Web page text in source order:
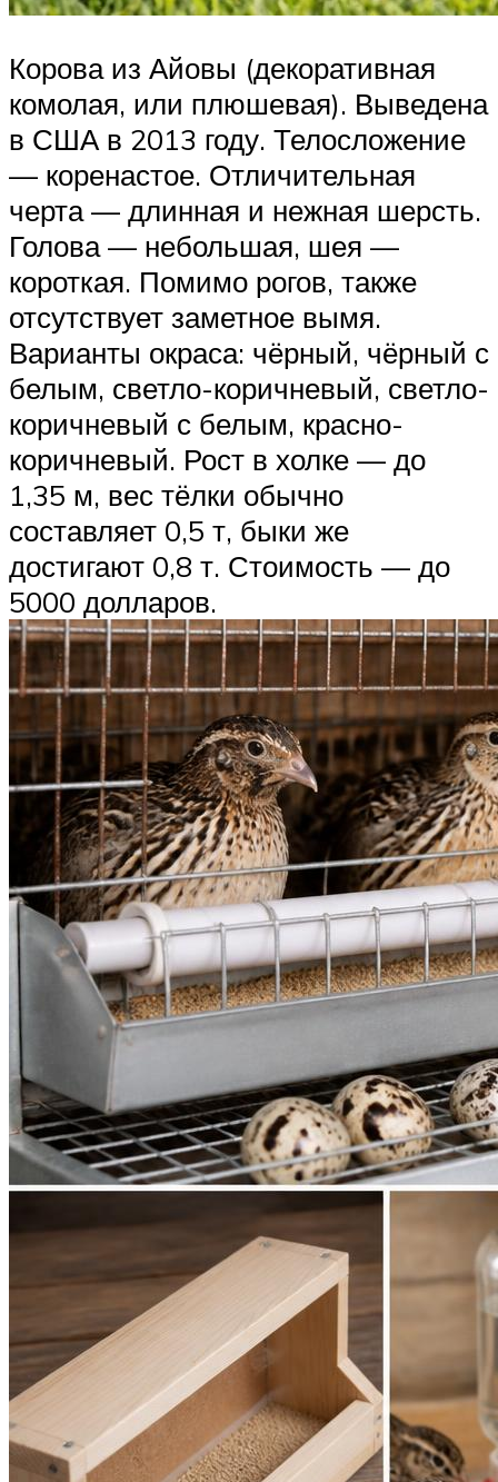
Корова из Айовы (декоративная
комолая, или плюшевая). Выведена
в США в 2013 году. Телосложение
— коренастое. Отличительная
черта — длинная и нежная шерсть.
Голова — небольшая, шея —
короткая. Помимо рогов, также
отсутствует заметное вымя.
Варианты окраса: чёрный, чёрный с
белым, светло-коричневый, светло-
коричневый с белым, красно-
коричневый. Рост в холке — до
1,35 м, вес тёлки обычно
составляет 0,5 т, быки же
достигают 0,8 т. Стоимость — до
5000 долларов.